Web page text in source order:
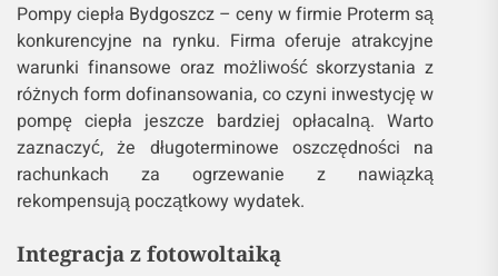
Pompy ciepła Bydgoszcz – ceny w firmie Proterm są
konkurencyjne na rynku. Firma oferuje atrakcyjne
warunki finansowe oraz możliwość skorzystania z
różnych form dofinansowania, co czyni inwestycję w
pompę ciepła jeszcze bardziej opłacalną. Warto
zaznaczyć, że długoterminowe oszczędności na
rachunkach za ogrzewanie z nawiązką
rekompensują początkowy wydatek.
Integracja z fotowoltaiką